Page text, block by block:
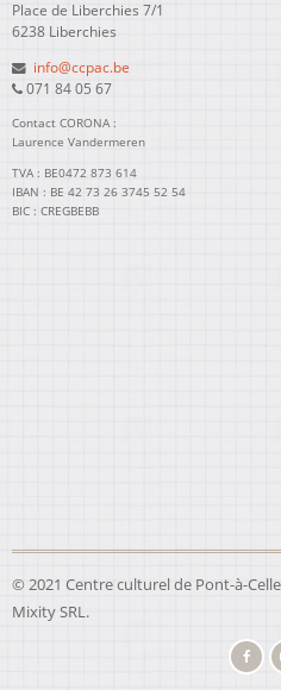
Place de Liberchies 7/1
6238 Liberchies
info@ccpac.be
071 84 05 67
Contact CORONA :
Laurence Vandermeren
TVA : BE0472 873 614
IBAN : BE 42 73 26 3745 52 54
BIC : CREGBEBB
© 2021 Centre culturel de Pont-à-
Mixity SRL.